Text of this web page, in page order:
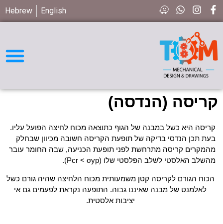
English
Hebrew
קריסה (הנדסה)
קריסה היא כשל במבנה של הגוף כתוצאה מכוח לחיצה הפועל עליו.
בעת תכן הנדסי בדיקה של תופעת הקריסה חשובה מכיוון שבחלק
מהמקרים קריסה מתרחשת לפני תופעת הכניעה, שבה החומר עובר
מהשלב האלסטי לשלב הפלסטי שלו (Pcr < σyp).
הכוח הגורם לקריסה קטן משמעותית מכוח הלחיצה שהיה גורם כשל
לאלמנט של מבנה שאיננו גבוה. התופעה נקראת לפעמים גם אי
יציבות אלסטית.